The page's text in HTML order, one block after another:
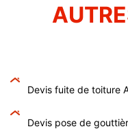
Devis fuite de toiture
Devis pose de